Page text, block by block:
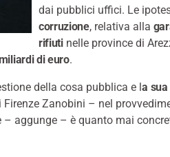
dai pubblici uffici. Le
corruzione, relativa alla
rifiutinelle province di
di euro.
della cosa pubblica e la sua
Zanobini – nel
aggunge – è quanto mai